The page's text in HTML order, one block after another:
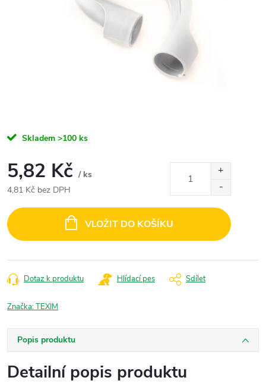
Skladem >100 ks
5,82 Kč / ks
4,81 Kč bez DPH
cena:
VLOŽIT DO KOŠÍKU
Dotaz k produktu Hlídací pes Sdílet
Značka:TEXIM
Popis produktu
Detailní popis produktu